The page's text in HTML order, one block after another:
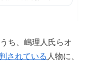
ち、嶋理人氏らオ
されている 人物に、